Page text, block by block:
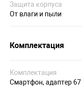
Защита корпуса
От влаги и пыли
Комплектация
Комплектация
Смартфон, адаптер 67